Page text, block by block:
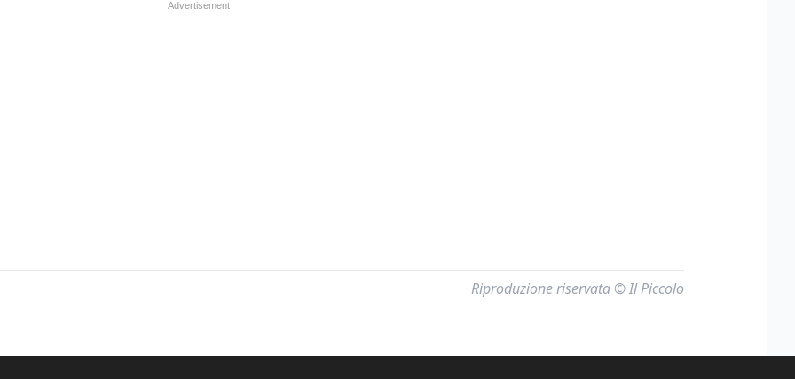
Riproduzione riservata © Il Piccolo